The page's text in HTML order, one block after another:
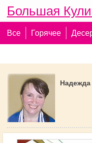
Большая
Все Горячее